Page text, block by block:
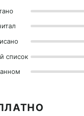
список